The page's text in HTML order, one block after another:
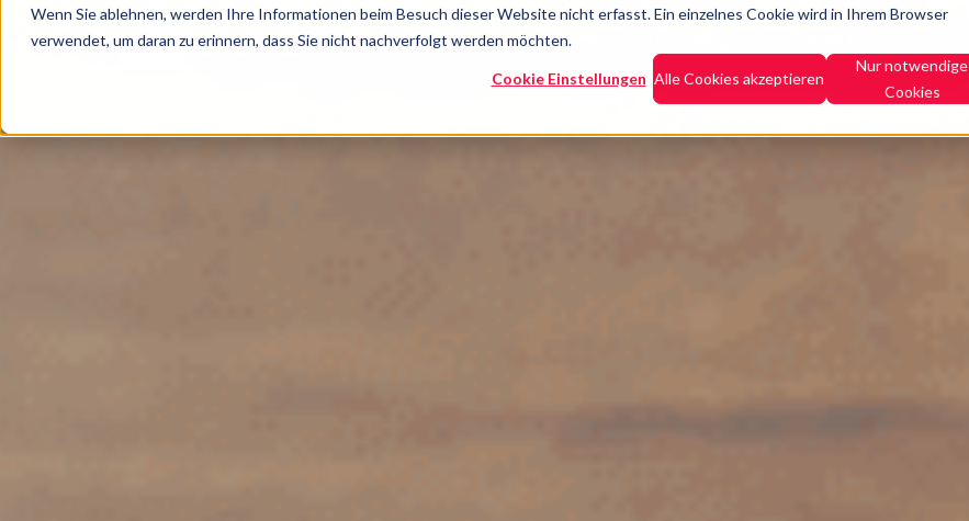
Wenn Sie ablehnen, werden Ihre Informationen beim Besuch dieser Website nicht erfasst. Ein einzelnes Cookie wird in Ihrem Browser
verwendet, um daran zu erinnern, dass Sie nicht nachverfolgt werden möchten.
Cookie Einstellungen Alle Cookies akzeptieren
Nur notwendige
Cookies
Lösungen